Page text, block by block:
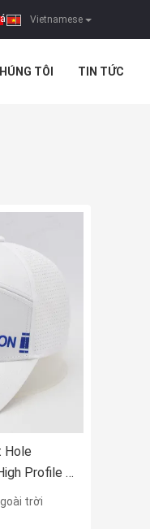
Vietnamese
|
TÔI TIN TỨC
Hole
Profile 6
trời